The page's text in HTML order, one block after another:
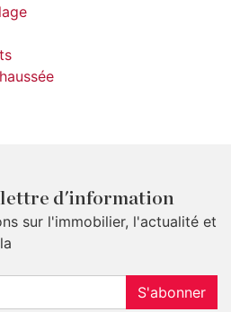
lettre d'information
sur l'immobilier, l'actualité et
S'abonner